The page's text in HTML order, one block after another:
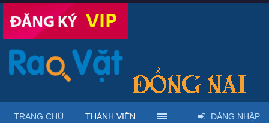
TRANG CHỦ THÀNH VIÊN ĐĂNG NHẬP